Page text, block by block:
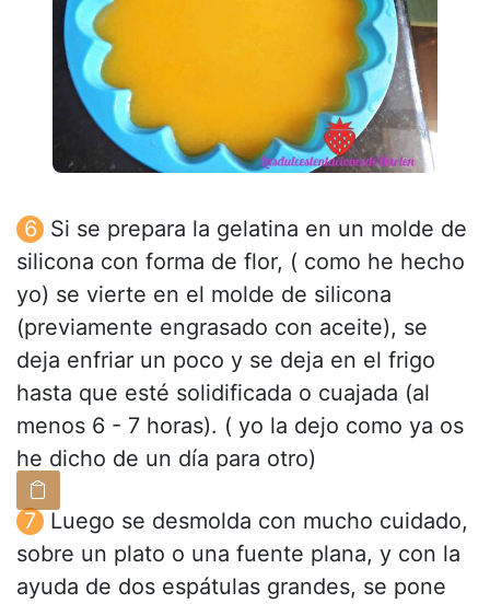
Si se prepara la gelatina en un molde de
silicona con forma de flor, ( como he hecho
yo) se vierte en el molde de silicona
(previamente engrasado con aceite), se
deja enfriar un poco y se deja en el frigo
hasta que esté solidificada o cuajada (al
menos 6 - 7 horas). ( yo la dejo como ya os
he dicho de un día para otro)
Luego se desmolda con mucho cuidado,
sobre un plato o una fuente plana, y con la
ayuda de dos espátulas grandes, se pone